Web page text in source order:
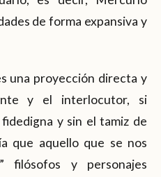
de forma expansiva y
una proyección directa y
y el interlocutor, si
y sin el tamiz de
que aquello que se nos
filósofos y personajes